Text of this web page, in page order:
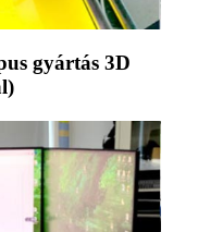
gyártás 3D